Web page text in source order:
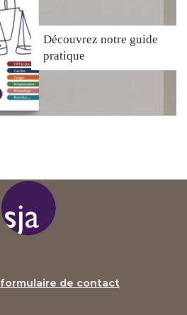
Découvrez notre guide
pratique
formulaire de contact